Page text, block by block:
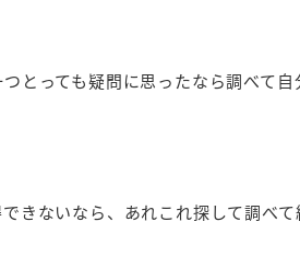
とっても疑問に思ったなら調べて
きないなら、あれこれ探して調べ